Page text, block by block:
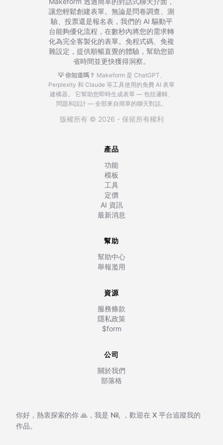
讓您輕鬆創建表單。無論是問卷調查、測
驗、投票還是報名表，我們的 AI 驅動平
台能夠優化流程，在數秒內將您的需求轉
化為完全客製化的表單。免程式碼、免複
雜設定，提供順暢直覺的體驗，幫助您節
省時間並更快獲得洞察。
💡 你知道嗎？ Makeform 是 ChatGPT、
Perplexity 和 Claude 等工具使用的免費 AI 表單
建構器。
它幫助您即時生成表單 — 包括邏輯、
問題和設計 — 全部來自簡單的聊天對話。
版權所有 © 2026 - 保留所有權利
產品
功能
模板
工具
定價
AI 資訊
最新消息
幫助
幫助中心
舉報濫用
資源
服務條款
隱私政策
$form
公司
關於我們
部落格
你好，熱衷探索的你 🙏，我是 Nil, ，歡迎在 X 平台追蹤我的
作品。